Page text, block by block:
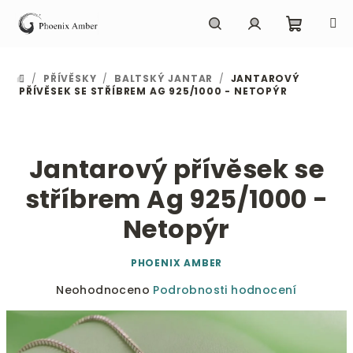
obsah
DOMŮ
/ PŘÍVĚSKY / BALTSKÝ JANTAR / JANTAROVÝ
PŘÍVĚSEK SE STŘÍBREM AG 925/1000 - NETOPÝR
Jantarový přívěsek se
stříbrem Ag 925/1000 -
Netopýr
PHOENIX AMBER
PrůměrnéNeohodnoceno Podrobnosti hodnocení